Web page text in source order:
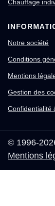
Chauffage
Notre société
Conditions
Mentions
Gestion des
Confidentialité
© 1996-
Mentions